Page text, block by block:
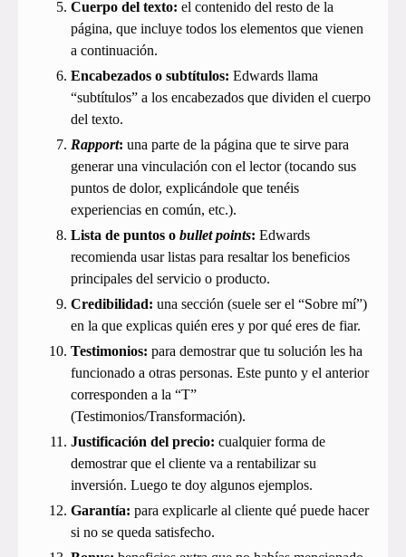
Cuerpo del texto: el contenido del resto de la
página, que incluye todos los elementos que vienen
a continuación.
Encabezados o subtítulos: Edwards llama
“subtítulos” a los encabezados que dividen el cuerpo
del texto.
Rapport: una parte de la página que te sirve para
generar una vinculación con el lector (tocando sus
puntos de dolor, explicándole que tenéis
experiencias en común, etc.).
Lista de puntos o bullet points: Edwards
recomienda usar listas para resaltar los beneficios
principales del servicio o producto.
Credibilidad: una sección (suele ser el “Sobre mí”)
en la que explicas quién eres y por qué eres de fiar.
Testimonios: para demostrar que tu solución les ha
funcionado a otras personas. Este punto y el anterior
corresponden a la “T”
(Testimonios/Transformación).
Justificación del precio: cualquier forma de
demostrar que el cliente va a rentabilizar su
inversión. Luego te doy algunos ejemplos.
Garantía: para explicarle al cliente qué puede hacer
si no se queda satisfecho.